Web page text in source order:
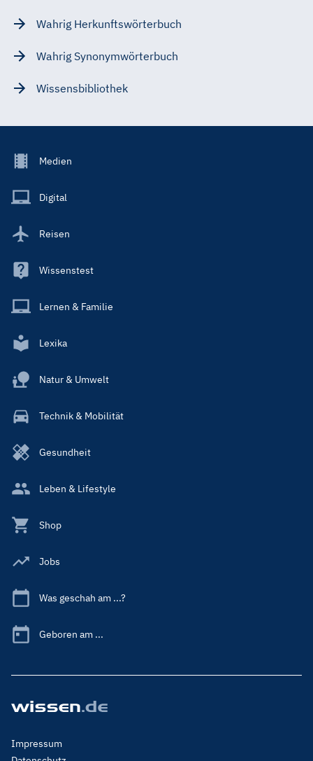
Wahrig Herkunftswörterbuch
Wahrig Synonymwörterbuch
Wissensbibliothek
Footer
Main
Medien
Digital
Reisen
Wissenstest
Lernen & Familie
Lexika
Natur & Umwelt
Technik & Mobilität
Gesundheit
Leben & Lifestyle
Shop
Jobs
Was geschah am ...?
Geboren am ...
Footer
Impressum